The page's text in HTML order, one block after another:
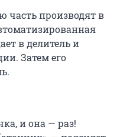
часть производят в
в делитель и
Затем его
и она — раз!